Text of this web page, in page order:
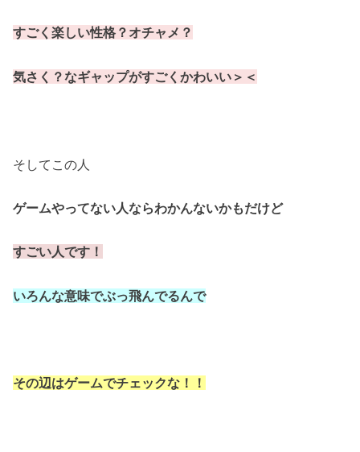
すごく楽しい性格？オチャメ？
気さく？なギャップがすごくかわいい＞＜
そしてこの人
ゲームやってない人ならわかんないかもだけど
すごい人です！
いろんな意味でぶっ飛んでるんで
その辺はゲームでチェックな！！